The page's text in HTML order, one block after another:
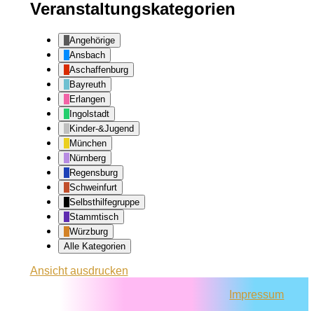
Veranstaltungskategorien
Angehörige
Ansbach
Aschaffenburg
Bayreuth
Erlangen
Ingolstadt
Kinder-&Jugend
München
Nürnberg
Regensburg
Schweinfurt
Selbsthilfegruppe
Stammtisch
Würzburg
Alle Kategorien
Ansichtausdrucken
Impressum